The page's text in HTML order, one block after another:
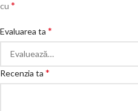
cu *
Evaluarea ta *
Recenzia ta *